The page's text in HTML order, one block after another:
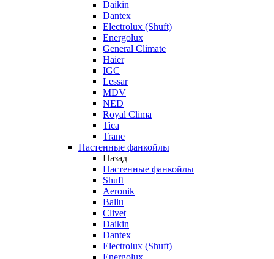
Daikin
Dantex
Electrolux (Shuft)
Energolux
General Climate
Haier
IGC
Lessar
MDV
NED
Royal Clima
Tica
Trane
Настенные фанкойлы
Назад
Настенные фанкойлы
Shuft
Aeronik
Ballu
Clivet
Daikin
Dantex
Electrolux (Shuft)
Energolux